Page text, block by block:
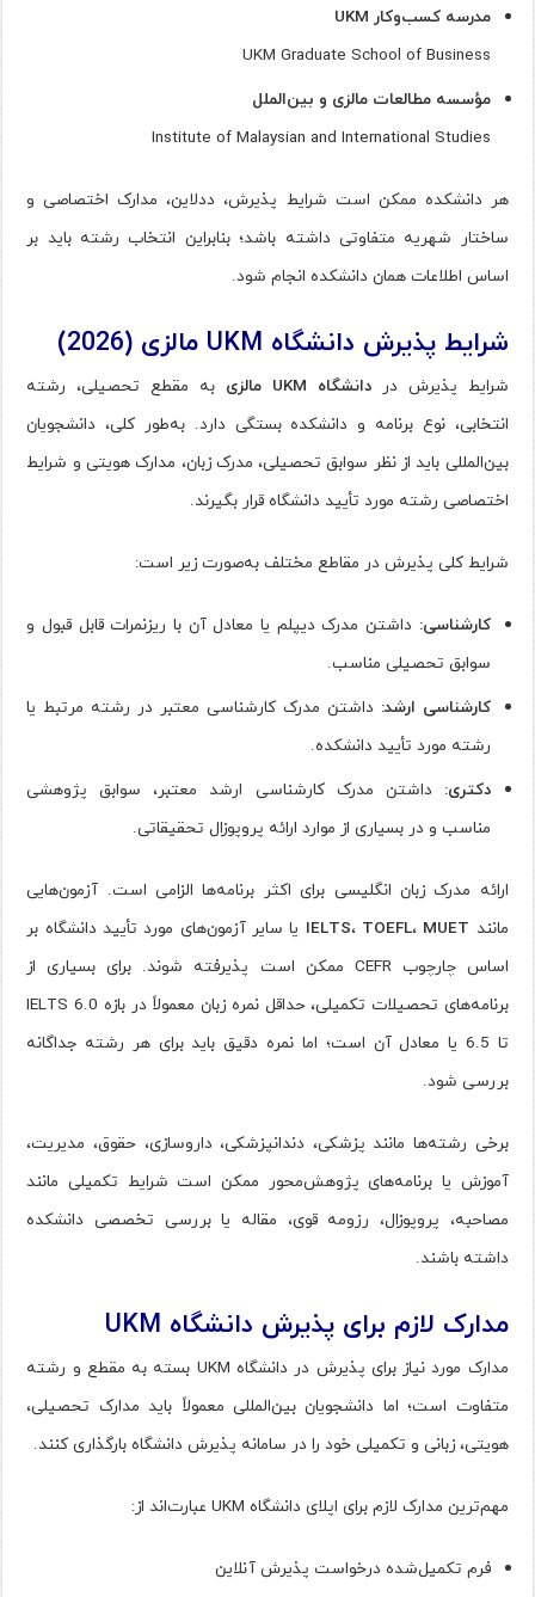
مدرسه کسب‌وکار UKM
UKM Graduate School of Business
مؤسسه مطالعات مالزی و بین‌الملل
Institute of Malaysian and International Studies
هر دانشکده ممکن است شرایط پذیرش، ددلاین، مدارک اختصاصی و
ساختار شهریه متفاوتی داشته باشد؛ بنابراین انتخاب رشته باید بر
اساس اطلاعات همان دانشکده انجام شود.
شرایط پذیرش دانشگاه UKM مالزی (2026)
شرایط پذیرش دردانشگاه UKM مالزی
به مقطع تحصیلی، رشته
انتخابی، نوع برنامه و دانشکده بستگی دارد. به‌طور کلی، دانشجویان
بین‌المللی باید از نظر سوابق تحصیلی، مدرک زبان، مدارک هویتی و شرایط
اختصاصی رشته مورد تأیید دانشگاه قرار بگیرند.
شرایط کلی پذیرش در مقاطع مختلف به‌صورت زیر است:
کارشناسی: داشتن مدرک دیپلم یا معادل آن با ریزنمرات قابل قبول و
سوابق تحصیلی مناسب.
کارشناسی ارشد: داشتن مدرک کارشناسی معتبر در رشته مرتبط یا
رشته مورد تأیید دانشکده.
دکتری: داشتن مدرک کارشناسی ارشد معتبر، سوابق پژوهشی
مناسب و در بسیاری از موارد ارائه پروپوزال تحقیقاتی.
ارائه مدرک زبان انگلیسی برای اکثر برنامه‌ها الزامی است. آزمون‌هایی
مانند
IELTS، TOEFL، MUET
یا سایر آزمون‌های مورد تأیید دانشگاه بر
اساس چارچوب CEFR ممکن است پذیرفته شوند. برای بسیاری از
برنامه‌های تحصیلات تکمیلی، حداقل نمره زبان معمولاً در بازه IELTS 6.0
تا 6.5 یا معادل آن است؛ اما نمره دقیق باید برای هر رشته جداگانه
بررسی شود.
برخی رشته‌ها مانند پزشکی، دندانپزشکی، داروسازی، حقوق، مدیریت،
آموزش یا برنامه‌های پژوهش‌محور ممکن است شرایط تکمیلی مانند
مصاحبه، پروپوزال، رزومه قوی، مقاله یا بررسی تخصصی دانشکده
داشته باشند.
مدارک لازم برای پذیرش دانشگاه UKM
مدارک مورد نیاز برای پذیرش در دانشگاه UKM بسته به مقطع و رشته
متفاوت است؛ اما دانشجویان بین‌المللی معمولاً باید مدارک تحصیلی،
هویتی، زبانی و تکمیلی خود را در سامانه پذیرش دانشگاه بارگذاری کنند.
مهم‌ترین مدارک لازم برای اپلای دانشگاه UKM عبارت‌اند از:
فرم تکمیل‌شده درخواست پذیرش آنلاین